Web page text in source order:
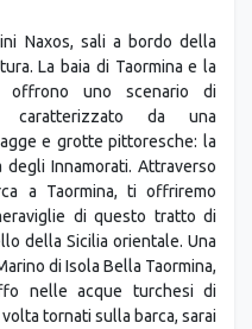
Naxos, sali a bordo della
La baia di Taormina e la
offrono uno scenario di
caratterizzato da una
e grotte pittoresche: la
Innamorati. Attraverso
a Taormina, ti offriremo
di questo tratto di
della Sicilia orientale. Una
di Isola Bella Taormina,
nelle acque turchesi di
tornati sulla barca, sarai